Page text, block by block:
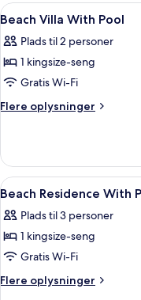
Indlæs
alle
billeder
af
Beach
Villa
7
Beach Villa With Pool
Plads til 2 personer
1 kingsize-seng
Gratis Wi-Fi
Flere oplysninger
Flere
Villa
With
Pool
Indlæs
alle
billeder
af
Beach
Residence
9
Beach Residence With
Plads til 3 personer
1 kingsize-seng
Gratis Wi-Fi
Flere oplysninger
Flere